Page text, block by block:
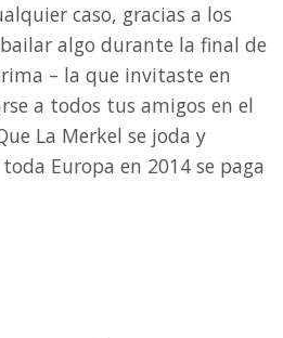
caso, gracias a los
algo durante la final de
– la que invitaste en
a todos tus amigos en el
La Merkel se joda y
Europa en 2014 se paga